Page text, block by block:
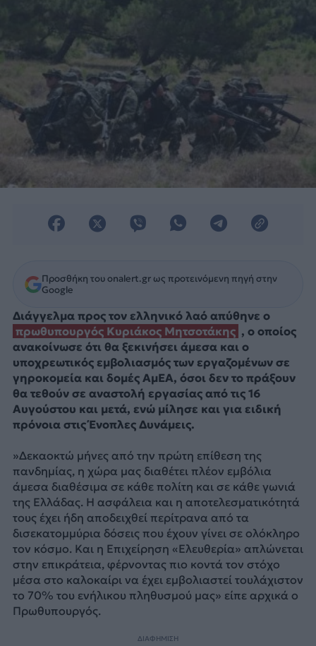
Προσθήκη του onalert.gr ως προτεινόμενη πηγή στην
Google
Διάγγελμα προς τον ελληνικό λαό απύθηνε ο
πρωθυπουργός Κυριάκος Μητσοτάκης , ο οποίος
ανακοίνωσε ότι θα ξεκινήσει άμεσα και ο
υποχρεωτικός εμβολιασμός των εργαζομένων σε
γηροκομεία και δομές ΑμΕΑ, όσοι δεν το πράξουν
θα τεθούν σε αναστολή εργασίας από τις 16
Αυγούστου και μετά, ενώ μίλησε και για ειδική
πρόνοια στις Ένοπλες Δυνάμεις.
»Δεκαοκτώ μήνες από την πρώτη επίθεση της
πανδημίας, η χώρα μας διαθέτει πλέον εμβόλια
άμεσα διαθέσιμα σε κάθε πολίτη και σε κάθε γωνιά
της Ελλάδας. Η ασφάλεια και η αποτελεσματικότητά
τους έχει ήδη αποδειχθεί περίτρανα από τα
δισεκατομμύρια δόσεις που έχουν γίνει σε ολόκληρο
τον κόσμο. Και η Επιχείρηση «Ελευθερία» απλώνεται
στην επικράτεια, φέρνοντας πιο κοντά τον στόχο
μέσα στο καλοκαίρι να έχει εμβολιαστεί τουλάχιστον
το 70% του ενήλικου πληθυσμού μας» είπε αρχικά ο
Πρωθυπουργός.
ΔΙΑΦΗΜΙΣΗ